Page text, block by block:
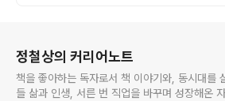
정철상의 커리어노트
책을 좋아하는 독자로서 책 이야기와, 동시대를
들 삶과 인생, 서른 번 직업을 바꾸며 성장해온